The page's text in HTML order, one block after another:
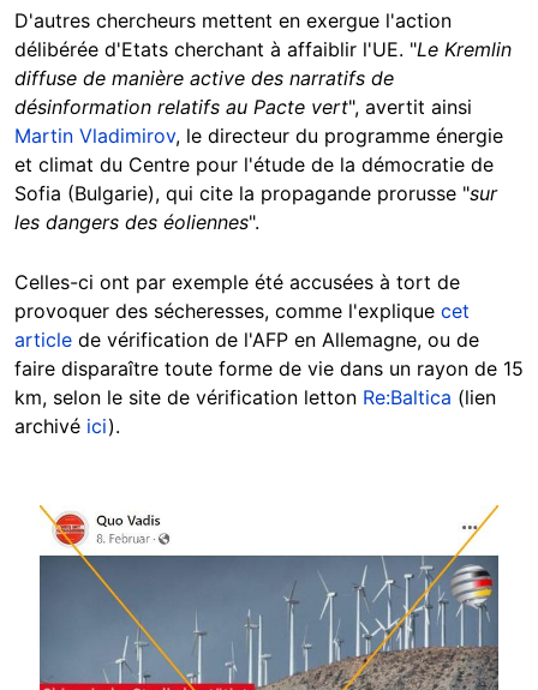
D'autres chercheurs mettent en exergue l'action
délibérée d'Etats cherchant à affaiblir l'UE. "Le Kremlin
diffuse de manière active des narratifs de
désinformation relatifs au Pacte vert", avertit ainsi
Martin Vladimirov, le directeur du programme énergie
et climat du Centre pour l'étude de la démocratie de
Sofia (Bulgarie), qui cite la propagande prorusse "sur
les dangers des éoliennes".
Celles-ci ont par exemple été accusées à tort de
provoquer des sécheresses, comme l'explique cet
article de vérification de l'AFP en Allemagne, ou de
faire disparaître toute forme de vie dans un rayon de 15
km, selon le site de vérification letton Re:Baltica (lien
archivé ici).
Image